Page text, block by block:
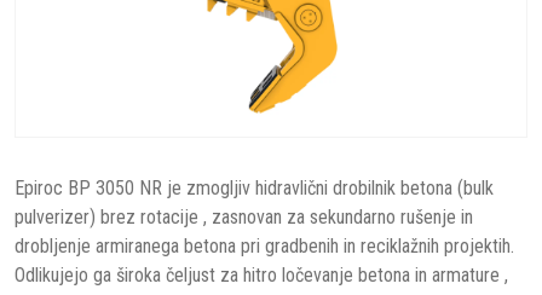
Epiroc BP 3050 NR je zmogljiv hidravlični drobilnik betona (bulk
pulverizer) brez rotacije , zasnovan za sekundarno rušenje in
drobljenje armiranega betona pri gradbenih in reciklažnih projektih.
Odlikujejo ga široka čeljust za hitro ločevanje betona in armature ,